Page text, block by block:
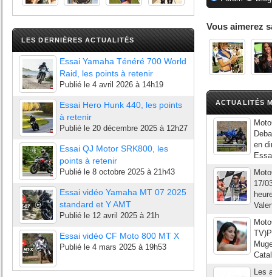
LES DERNIÈRES ACTUALITÉS
Essai Yamaha Ténéré 700 World
Raid, les points à retenir
Publié le 4 avril 2026 à 14h19
Essai Hero Hunk 440, les points
à retenir
Publié le 20 décembre 2025 à 12h27
Essai QJ Motor SRK800, les
points à retenir
Publié le 8 octobre 2025 à 21h43
Essai vidéo Yamaha MT 07 2025
standard et Y AMT
Publié le 12 avril 2025 à 21h
Essai vidéo CF Moto 800 MT X
Publié le 4 mars 2025 à 19h53
Vous aimerez
ACTUALITÉS
en
17/
Les